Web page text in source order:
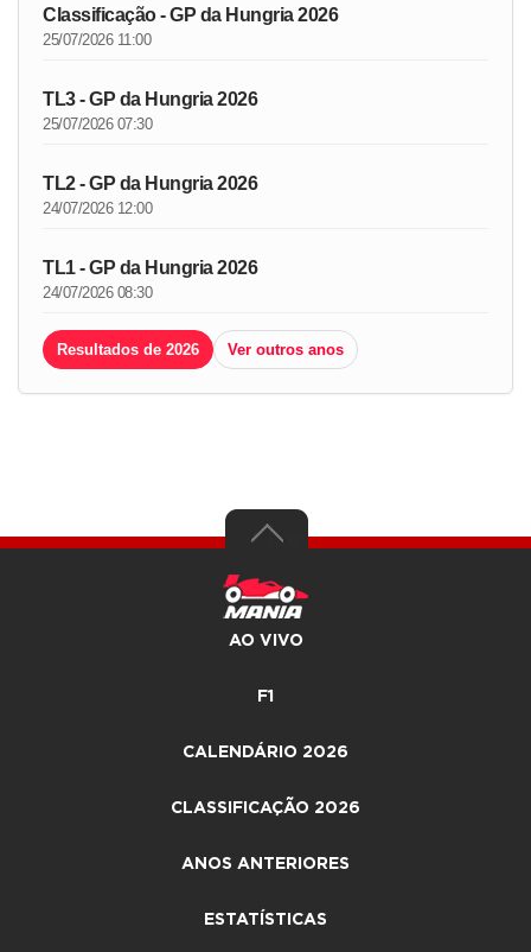
Classificação - GP da Hungria 2026
25/07/2026 11:00
TL3 - GP da Hungria 2026
25/07/2026 07:30
TL2 - GP da Hungria 2026
24/07/2026 12:00
TL1 - GP da Hungria 2026
24/07/2026 08:30
Resultados de 2026 Ver outros anos
AO VIVO
F1
CALENDÁRIO 2026
CLASSIFICAÇÃO 2026
ANOS ANTERIORES
ESTATÍSTICAS